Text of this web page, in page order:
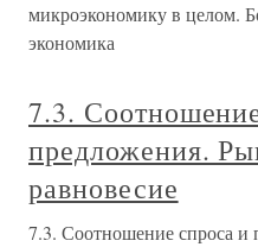
микроэкономику в целом.
экономика
7.3.
предложения.
равновесие
7.3. Соотношение спроса